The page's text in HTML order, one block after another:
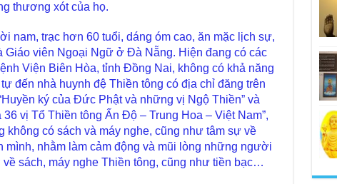
thương xót của họ.
nam, trạc hơn 60 tuổi, dáng óm cao, ăn mặc lịch sự,
Giáo viên Ngoại Ngữ ở Đà Nẵng. Hiện đang có các
Viện Biên Hòa, tỉnh Đồng Nai, không có khả năng
đến nhà huynh đệ Thiền tông có địa chỉ đăng trên
ký của Đức Phật và những vị Ngộ Thiền” và
vị Tổ Thiền tông Ấn Độ – Trung Hoa – Việt Nam”,
không có sách và máy nghe, cũng như tâm sự về
mình, nhằm làm cảm động và mũi lòng những người
sách, máy nghe Thiền tông, cũng như tiền bạc…